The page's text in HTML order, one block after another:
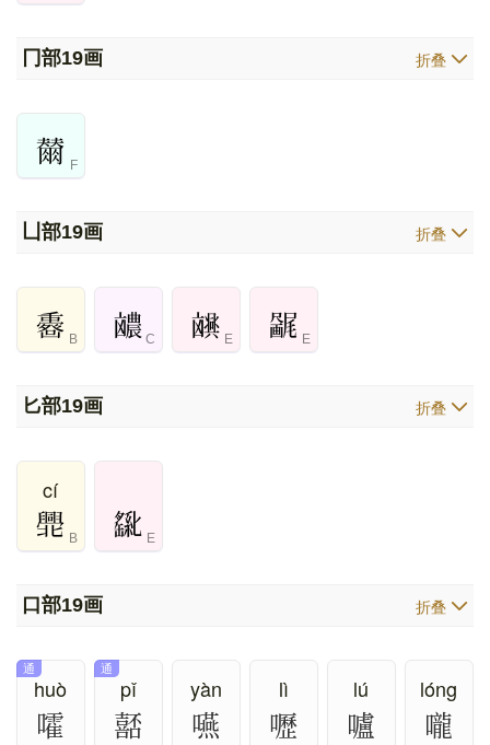
冂部19画 折叠
F
凵部19画 折叠
B C E E
匕部19画 折叠
cí
B E
口部19画 折叠
huò
通
嚯
pǐ
通
嚭
yàn
嚥
lì
嚦
lú
嚧
lóng
嚨